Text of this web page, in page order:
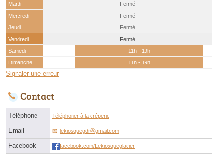
Mardi
Fermé
Mercredi
Fermé
Jeudi
Fermé
Vendredi
Fermé
Samedi
11h - 19h
Dimanche
11h - 19h
Signaler une erreur
Contact
Téléphone Téléphoner à la crêperie
Email lekiosquegdrⓐgmail.com
Facebook facebook.com/Lekiosqueglacier